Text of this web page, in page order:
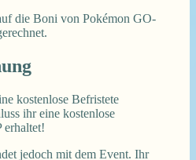
die Boni von Pokémon GO-
kostenlose Befristete
ihr eine kostenlose
erhaltet!
jedoch mit dem Event. Ihr